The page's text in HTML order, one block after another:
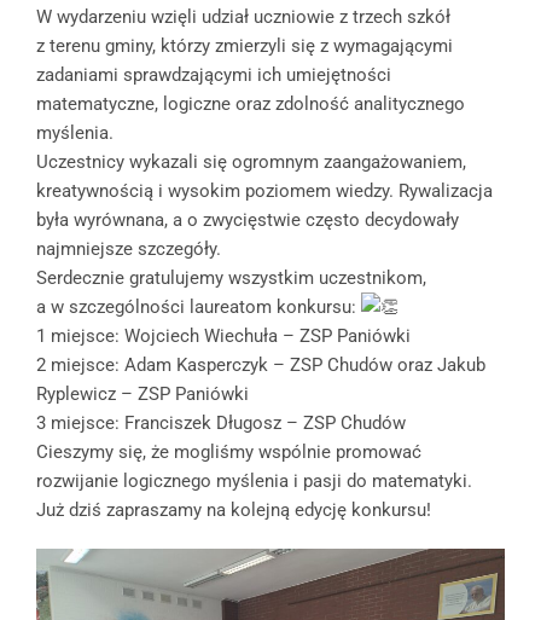
W wydarzeniu wzięli udział uczniowie z trzech szkół
z terenu gminy, którzy zmierzyli się z wymagającymi
zadaniami sprawdzającymi ich umiejętności
matematyczne, logiczne oraz zdolność analitycznego
myślenia.
Uczestnicy wykazali się ogromnym zaangażowaniem,
kreatywnością i wysokim poziomem wiedzy. Rywalizacja
była wyrównana, a o zwycięstwie często decydowały
najmniejsze szczegóły.
Serdecznie gratulujemy wszystkim uczestnikom,
a w szczególności laureatom konkursu:
1 miejsce: Wojciech Wiechuła – ZSP Paniówki
2 miejsce: Adam Kasperczyk – ZSP Chudów oraz Jakub
Ryplewicz – ZSP Paniówki
3 miejsce: Franciszek Długosz – ZSP Chudów
Cieszymy się, że mogliśmy wspólnie promować
rozwijanie logicznego myślenia i pasji do matematyki.
Już dziś zapraszamy na kolejną edycję konkursu!